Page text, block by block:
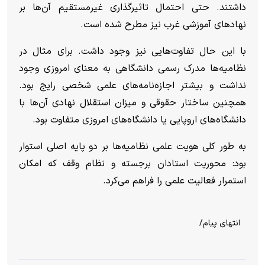
داشتند. حتی احتمال تاثیرگذاری غیرمستقیم آن‌ها بر
نهادهای آموزشی غرب نیز مطرح شده است.
با این حال تفاوت‌هایی نیز وجود داشت. برای مثال در
نظامیه‌ها مدرک رسمی دانشگاهی به معنای امروزی وجود
نداشت و بیشتر اجازه‌نامه‌های علمی شخصی رایج بود.
همچنین ساختار حقوقی و میزان استقلال نهادی آن‌ها با
دانشگاه‌های اروپایی یا دانشگاه‌های امروزی متفاوت بود.
به طور کلی هویت علمی نظامیه‌ها بر دو پایه اصلی استوار
بود: محوریت استادان برجسته و نظام وقف که امکان
استمرار فعالیت علمی را فراهم می‌کرد.
انتهای پیام/